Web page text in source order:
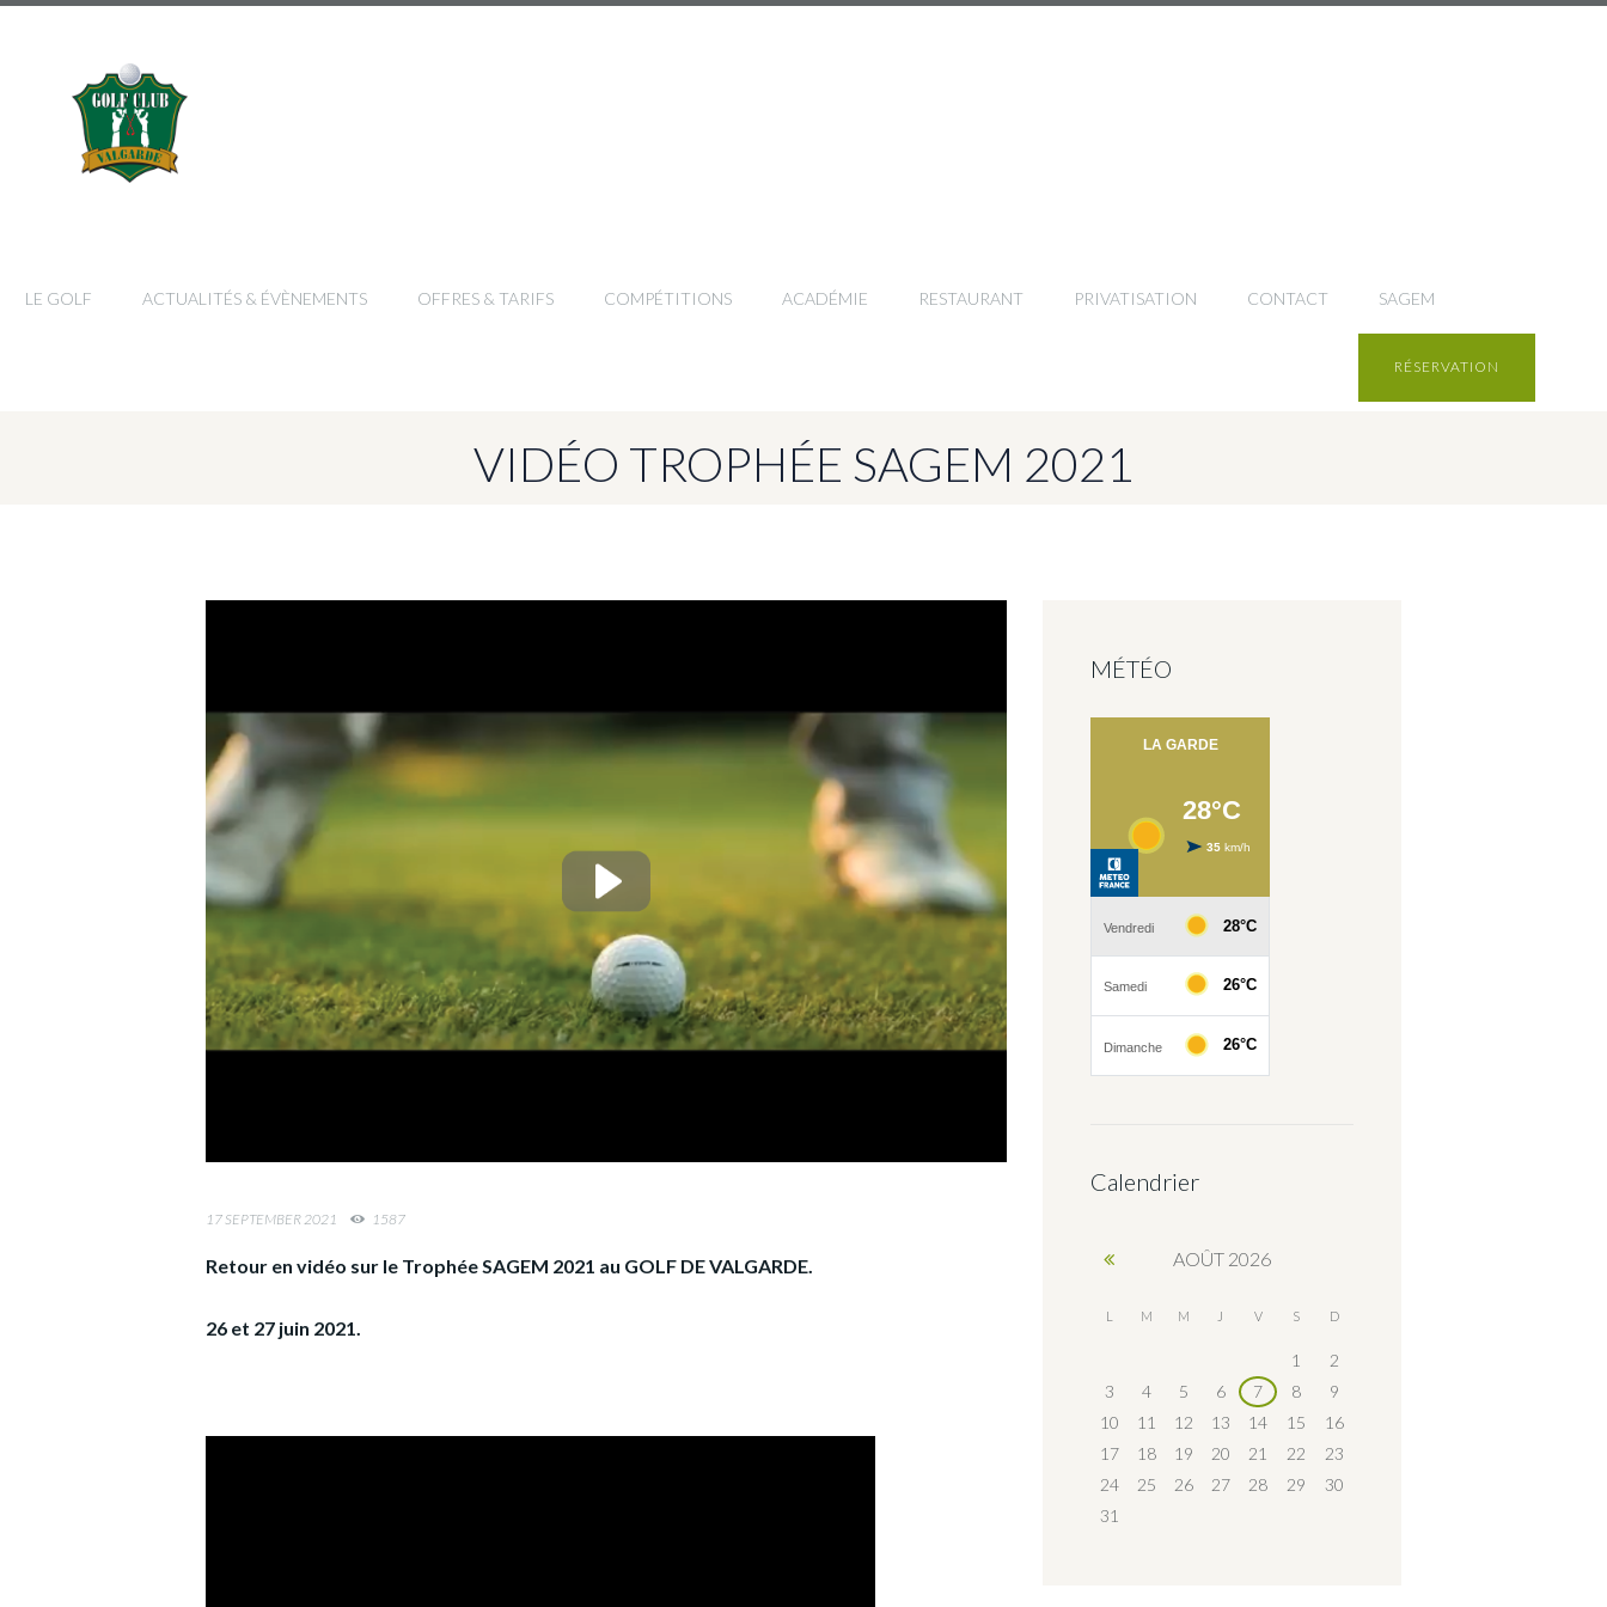
LE GOLF ACTUALITÉS & ÉVÈNEMENTS OFFRES & TARIFS COMPÉTITIONS ACADÉMIE RESTAURANT PRIVATISATION CONTACT SAGEM
RÉSERVATION
VIDÉO TROPHÉE SAGEM 2021
17 SEPTEMBER 2021 1587
Retour en vidéo sur le Trophée SAGEM 2021 au GOLF DE VALGARDE.
26 et 27 juin 2021.
MÉTÉO
Calendrier
AOÛT 2026
L M M J V S D
1
2
3
4 5 6 7 8
9
10
11 12 13 14 15
16
17
18 19 20 21 22
23
24
25 26 27 28 29
30
31